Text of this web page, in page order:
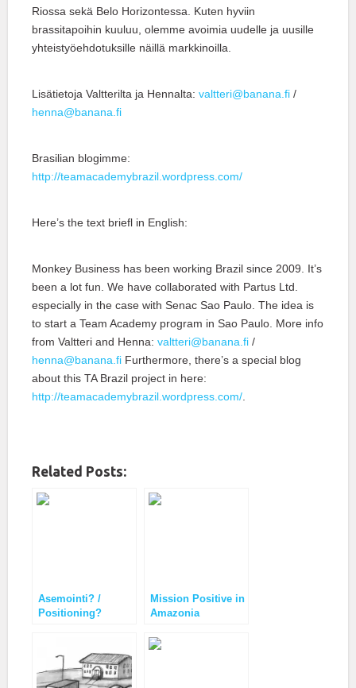
Riossa sekä Belo Horizontessa. Kuten hyviin
brassitapoihin kuuluu, olemme avoimia uudelle ja uusille
yhteistyöehdotuksille näillä markkinoilla.
Lisätietoja Valtterilta ja Hennalta: valtteri@banana.fi /
henna@banana.fi
Brasilian blogimme:
http://teamacademybrazil.wordpress.com/
Here’s the text briefl in English:
Monkey Business has been working Brazil since 2009. It’s
been a lot fun. We have collaborated with Partus Ltd.
especially in the case with Senac Sao Paulo. The idea is
to start a Team Academy program in Sao Paulo. More info
from Valtteri and Henna: valtteri@banana.fi /
henna@banana.fi Furthermore, there’s a special blog
about this TA Brazil project in here:
http://teamacademybrazil.wordpress.com/
Related Posts:
Asemointi? /
Positioning?
Mission Positive in
Amazonia